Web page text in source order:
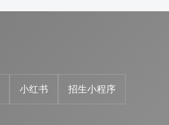
小红书 招生小程序